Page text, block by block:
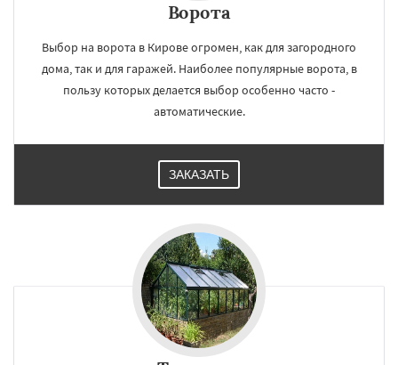
Ворота
Выбор на ворота в Кирове огромен, как для загородного
дома, так и для гаражей. Наиболее популярные ворота, в
пользу которых делается выбор особенно часто -
автоматические.
ЗАКАЗАТЬ